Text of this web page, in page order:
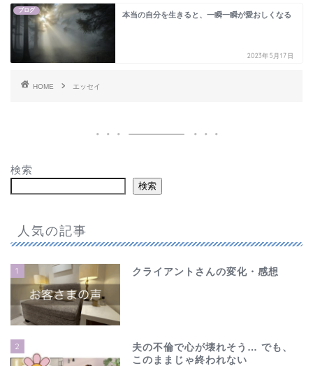
ブログ
本当の自分を生きると、一瞬一瞬が愛おしくなる
2023年5月17日
HOME エッセイ
検索
検索
人気の記事
1 クライアントさんの変化・感想
2
夫の不倫で心が壊れそう… でも、
このままじゃ終われない